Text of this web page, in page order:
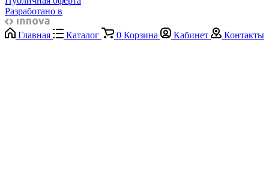
Разработано в
Главная Каталог 0 Корзина Кабинет Контакты